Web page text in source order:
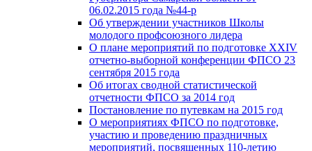
06.02.2015 года №44-р
Об утверждении участников Школы
молодого профсоюзного лидера
О плане мероприятий по подготовке XXIV
отчетно-выборной конференции ФПСО 23
сентября 2015 года
Об итогах сводной статистической
отчетности ФПСО за 2014 год
Постановление по путевкам на 2015 год
О мероприятиях ФПСО по подготовке,
участию и проведению праздничных
мероприятий, посвященных 110-летию